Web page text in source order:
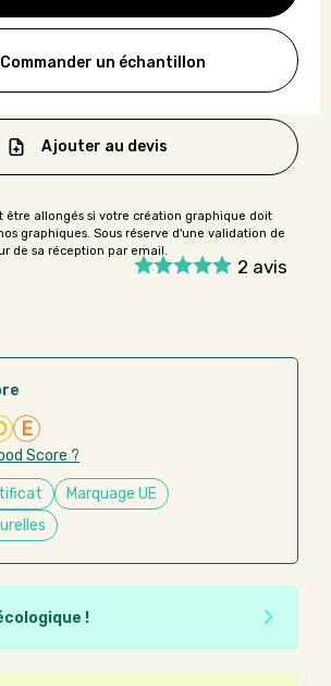
Commander un échantillon
2 avis
Ajouter au devis
E
Score ?
Marquage UE
!
conçu, il a été fabriqué à partir de
ou recyclables. Ces produits